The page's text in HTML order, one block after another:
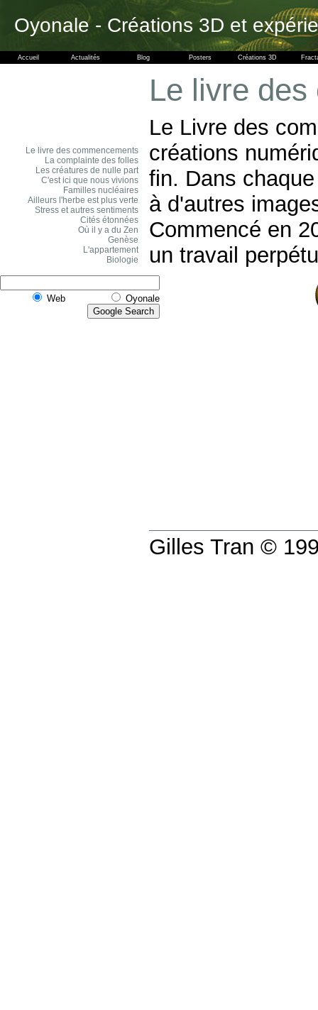
Oyonale - Créations 3D et
Accueil Actualités Blog Posters Créations 3D
Le livre des commencements
La complainte des folles
Les créatures de nulle part
C'est ici que nous vivions
Familles nucléaires
Ailleurs l'herbe est plus verte
Stress et autres sentiments
Cités étonnées
Où il y a du Zen
Genèse
L'appartement
Biologie
Web Oyonale
Le livre
Le Livre des
créations
fin. Dans
à d'autres
Commencé en
un travail
Gilles Tran ©